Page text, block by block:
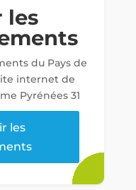
les
du Pays de
internet de
Pyrénées 31
les